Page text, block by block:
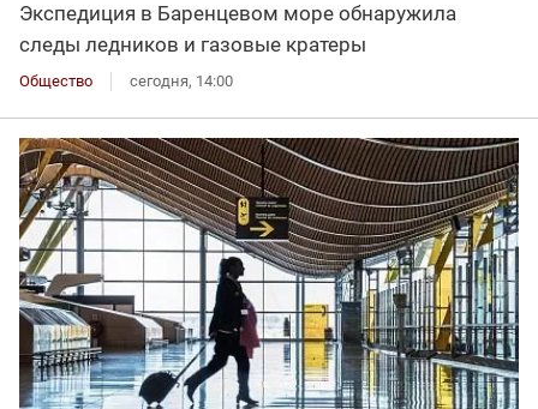
Экспедиция в Баренцевом море обнаружила
следы ледников и газовые кратеры
Общество сегодня, 14:00